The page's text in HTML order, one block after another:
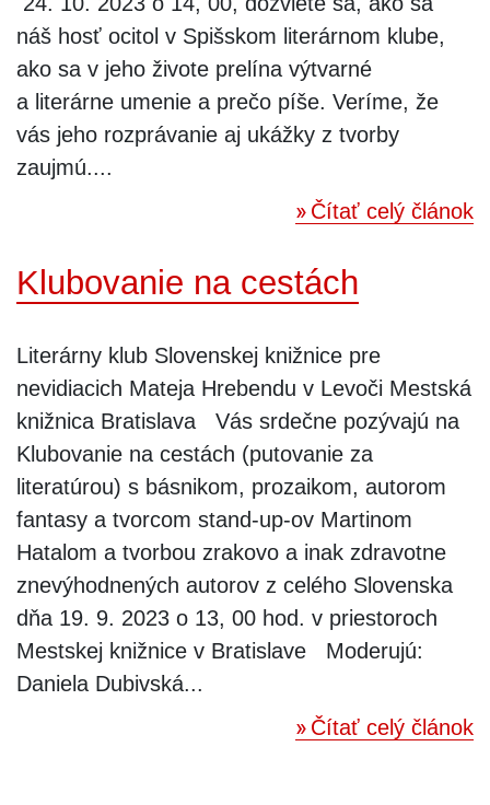
náš hosť ocitol v Spišskom literárnom klube,
ako sa v jeho živote prelína výtvarné
a literárne umenie a prečo píše. Veríme, že
vás jeho rozprávanie aj ukážky z tvorby
zaujmú....
Čítať celý článok
Klubovanie na cestách
Literárny klub Slovenskej knižnice pre
nevidiacich Mateja Hrebendu v Levoči Mestská
knižnica Bratislava Vás srdečne pozývajú na
Klubovanie na cestách (putovanie za
literatúrou) s básnikom, prozaikom, autorom
fantasy a tvorcom stand-up-ov Martinom
Hatalom a tvorbou zrakovo a inak zdravotne
znevýhodnených autorov z celého Slovenska
dňa 19. 9. 2023 o 13, 00 hod. v priestoroch
Mestskej knižnice v Bratislave Moderujú:
Daniela Dubivská...
Čítať celý článok